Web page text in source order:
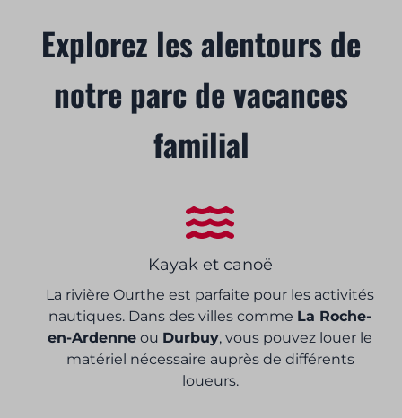
Explorez les alentours de
notre parc de vacances
familial
Kayak et canoë
La rivière Ourthe est parfaite pour les activités
nautiques. Dans des villes comme La Roche-
en-Ardenne ou Durbuy, vous pouvez louer le
matériel nécessaire auprès de différents
loueurs.